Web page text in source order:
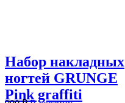
Набор накладных
ногтей GRUNGE
Pink graffiti